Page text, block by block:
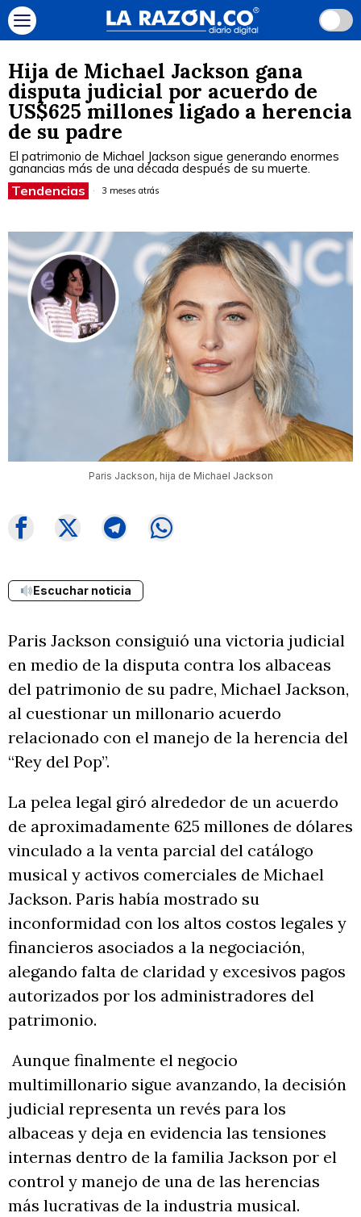
Hija de Michael Jackson gana
disputa judicial por acuerdo de
US$625 millones ligado a herencia
de su padre
El patrimonio de Michael Jackson sigue generando enormes
ganancias más de una década después de su muerte.
Tendencias 3 meses atrás
Paris Jackson, hija de Michael Jackson
Escuchar noticia
Paris Jackson consiguió una victoria judicial
en medio de la disputa contra los albaceas
del patrimonio de su padre, Michael Jackson,
al cuestionar un millonario acuerdo
relacionado con el manejo de la herencia del
“Rey del Pop”.
La pelea legal giró alrededor de un acuerdo
de aproximadamente 625 millones de dólares
vinculado a la venta parcial del catálogo
musical y activos comerciales de Michael
Jackson. Paris había mostrado su
inconformidad con los altos costos legales y
financieros asociados a la negociación,
alegando falta de claridad y excesivos pagos
autorizados por los administradores del
patrimonio.
Aunque finalmente el negocio
multimillonario sigue avanzando, la decisión
judicial representa un revés para los
albaceas y deja en evidencia las tensiones
internas dentro de la familia Jackson por el
control y manejo de una de las herencias
más lucrativas de la industria musical.